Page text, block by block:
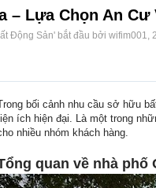
– Lựa Chọn An
Động Sản' bắt đầu bởi wifim001,
bối cảnh nhu cầu sở hữu
ích hiện đại. Là một trong
nhiều nhóm khách hàng.
quan về nhà phố